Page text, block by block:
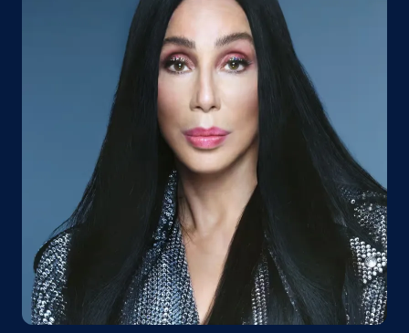
חבילות נבחרות
אירועי ספורט באירופה
בלוג
שאלות נפוצות
אודות
צרו קשר